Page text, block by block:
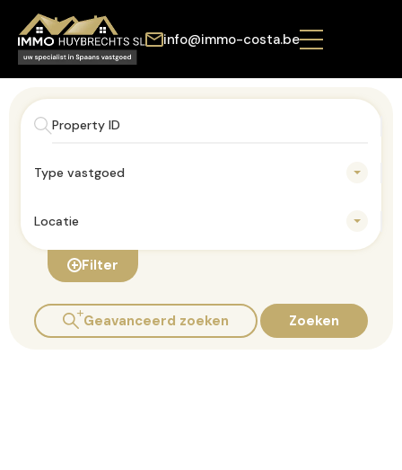
info@immo-costa.be
Type vastgoed
Locatie
Filter
Geavanceerd zoeken Zoeken